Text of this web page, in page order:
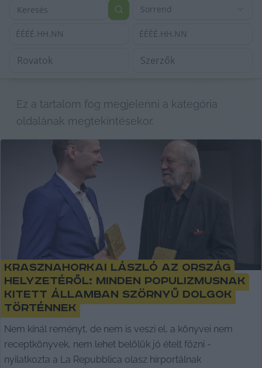
Sorrend
ÉÉÉÉ.HH.NN ÉÉÉÉ.HH.NN
Ez a tartalom fog megjelenni a kategória
oldalának megtekintésekor.
Krasznahorkai László az ország
helyzetéről: minden populizmusnak
kitett államban szörnyű dolgok
történnek
Nem kínál reményt, de nem is veszi el, a könyvei nem
receptkönyvek, nem lehet belőlük jó ételt főzni -
nyilatkozta a La Repubblica olasz hírportálnak